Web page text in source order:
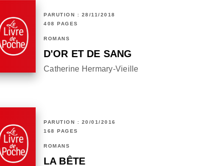
PARUTION : 28/11/2018
408 PAGES
ROMANS
D'OR ET DE SANG
Catherine Hermary-Vieille
PARUTION : 20/01/2016
168 PAGES
ROMANS
LA BÊTE